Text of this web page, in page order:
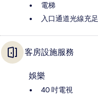
電梯
入口通道光線充足
客房設施服務
娛樂
40 吋電視